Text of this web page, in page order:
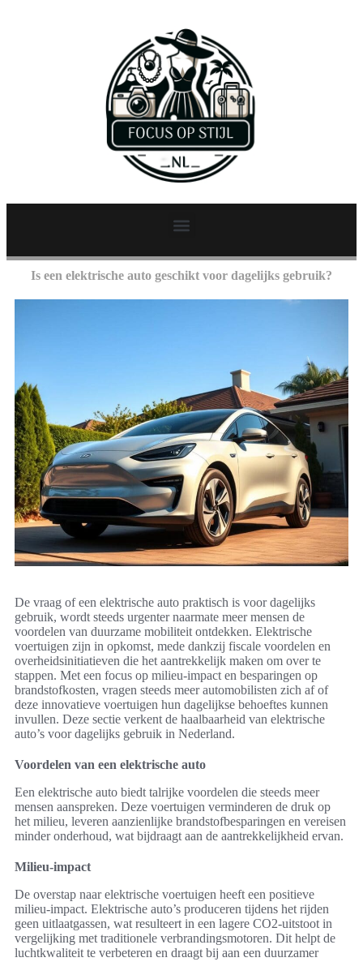
Is een elektrische auto geschikt voor dagelijks gebruik?
De vraag of een elektrische auto praktisch is voor dagelijks
gebruik, wordt steeds urgenter naarmate meer mensen de
voordelen van duurzame mobiliteit ontdekken. Elektrische
voertuigen zijn in opkomst, mede dankzij fiscale voordelen en
overheidsinitiatieven die het aantrekkelijk maken om over te
stappen. Met een focus op milieu-impact en besparingen op
brandstofkosten, vragen steeds meer automobilisten zich af of
deze innovatieve voertuigen hun dagelijkse behoeftes kunnen
invullen. Deze sectie verkent de haalbaarheid van elektrische
auto’s voor dagelijks gebruik in Nederland.
Voordelen van een elektrische auto
Een elektrische auto biedt talrijke voordelen die steeds meer
mensen aanspreken. Deze voertuigen verminderen de druk op
het milieu, leveren aanzienlijke brandstofbesparingen en vereisen
minder onderhoud, wat bijdraagt aan de aantrekkelijkheid ervan.
Milieu-impact
De overstap naar elektrische voertuigen heeft een positieve
milieu-impact. Elektrische auto’s produceren tijdens het rijden
geen uitlaatgassen, wat resulteert in een lagere CO2-uitstoot in
vergelijking met traditionele verbrandingsmotoren. Dit helpt de
luchtkwaliteit te verbeteren en draagt bij aan een duurzamer